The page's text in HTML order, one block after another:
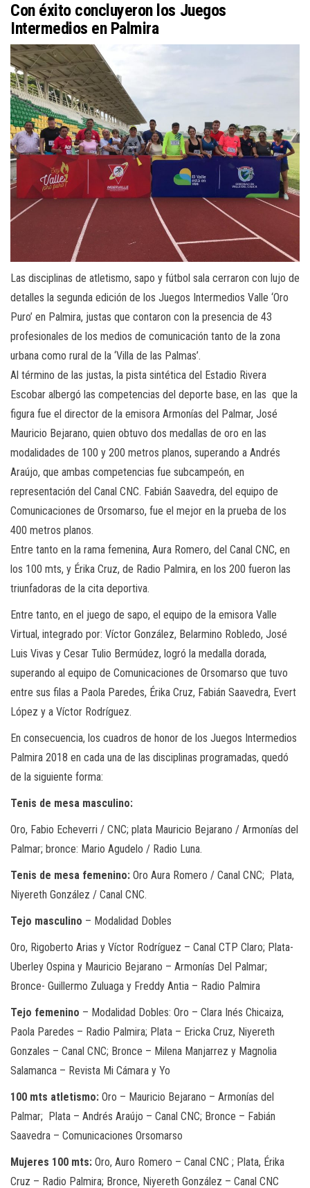
Con éxito concluyeron los Juegos
Intermedios en Palmira
Las disciplinas de atletismo, sapo y fútbol sala cerraron con lujo de
detalles la segunda edición de los Juegos Intermedios Valle ‘Oro
Puro’ en Palmira, justas que contaron con la presencia de 43
profesionales de los medios de comunicación tanto de la zona
urbana como rural de la ‘Villa de las Palmas’.
Al término de las justas, la pista sintética del Estadio Rivera
Escobar albergó las competencias del deporte base, en las que la
figura fue el director de la emisora Armonías del Palmar, José
Mauricio Bejarano, quien obtuvo dos medallas de oro en las
modalidades de 100 y 200 metros planos, superando a Andrés
Araújo, que ambas competencias fue subcampeón, en
representación del Canal CNC. Fabián Saavedra, del equipo de
Comunicaciones de Orsomarso, fue el mejor en la prueba de los
400 metros planos.
Entre tanto en la rama femenina, Aura Romero, del Canal CNC, en
los 100 mts, y Érika Cruz, de Radio Palmira, en los 200 fueron las
triunfadoras de la cita deportiva.
Entre tanto, en el juego de sapo, el equipo de la emisora Valle
Virtual, integrado por: Víctor González, Belarmino Robledo, José
Luis Vivas y Cesar Tulio Bermúdez, logró la medalla dorada,
superando al equipo de Comunicaciones de Orsomarso que tuvo
entre sus filas a Paola Paredes, Érika Cruz, Fabián Saavedra, Evert
López y a Víctor Rodríguez.
En consecuencia, los cuadros de honor de los Juegos Intermedios
Palmira 2018 en cada una de las disciplinas programadas, quedó
de la siguiente forma:
Tenis de mesa masculino:
Oro, Fabio Echeverri / CNC; plata Mauricio Bejarano / Armonías del
Palmar; bronce: Mario Agudelo / Radio Luna.
Tenis de mesa femenino: Oro Aura Romero / Canal CNC; Plata,
Niyereth González / Canal CNC.
Tejo masculino – Modalidad Dobles
Oro, Rigoberto Arias y Víctor Rodríguez – Canal CTP Claro; Plata-
Uberley Ospina y Mauricio Bejarano – Armonías Del Palmar;
Bronce- Guillermo Zuluaga y Freddy Antia – Radio Palmira
Tejo femenino – Modalidad Dobles: Oro – Clara Inés Chicaiza,
Paola Paredes – Radio Palmira; Plata – Ericka Cruz, Niyereth
Gonzales – Canal CNC; Bronce – Milena Manjarrez y Magnolia
Salamanca – Revista Mi Cámara y Yo
100 mts atletismo: Oro – Mauricio Bejarano – Armonías del
Palmar; Plata – Andrés Araújo – Canal CNC; Bronce – Fabián
Saavedra – Comunicaciones Orsomarso
Mujeres 100 mts: Oro, Auro Romero – Canal CNC ; Plata, Érika
Cruz – Radio Palmira; Bronce, Niyereth González – Canal CNC